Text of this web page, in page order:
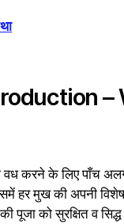
वध करने के लिए पाँच
हर मुख की अपनी
को सुरक्षित व सिद्ध